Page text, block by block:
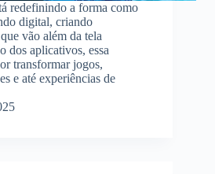
redefinindo a forma como
digital, criando
vão além da tela
dos aplicativos, essa
transformar jogos,
e até experiências de